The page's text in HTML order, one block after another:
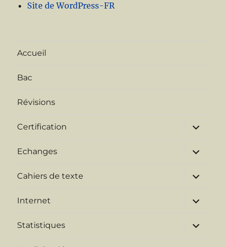
Site de WordPress-FR
Accueil
Bac
Révisions
Certification
ouvrir
menu
Echanges
ouvrir
menu
Cahiers de texte
ouvrir
menu
Internet
ouvrir
menu
Statistiques
ouvrir